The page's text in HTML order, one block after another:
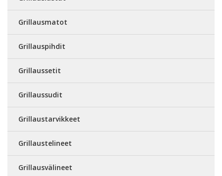
Grillausmatot
Grillauspihdit
Grillaussetit
Grillaussudit
Grillaustarvikkeet
Grillaustelineet
Grillausvälineet